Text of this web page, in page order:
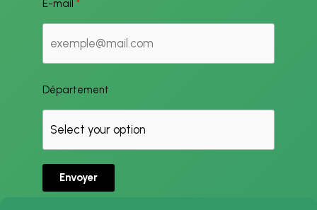
E-mail
Département
Envoyer